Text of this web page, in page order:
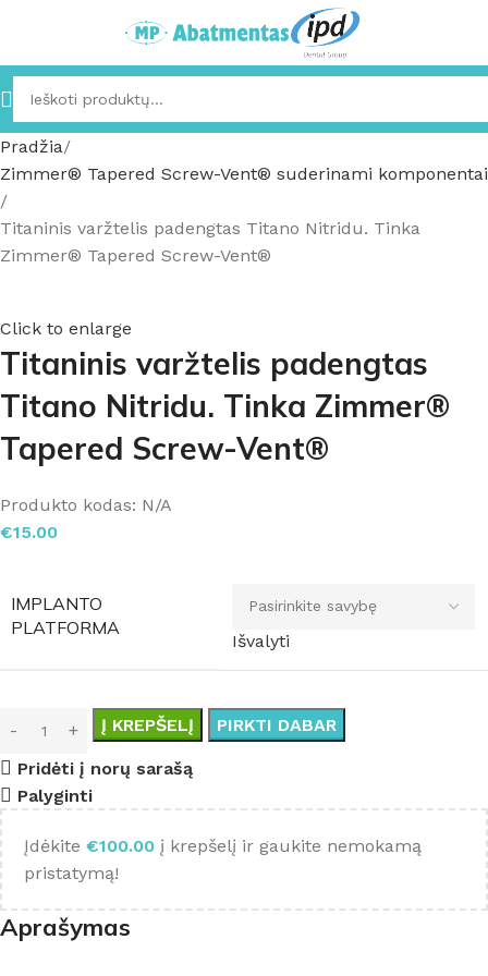
Pradžia
Zimmer® Tapered Screw-Vent® suderinami komponentai
Titaninis varžtelis padengtas Titano Nitridu. Tinka
Zimmer® Tapered Screw-Vent®
Click to enlarge
Titaninis varžtelis padengtas
Titano Nitridu. Tinka Zimmer®
Tapered Screw-Vent®
Produkto kodas: N/A
€15.00
IMPLANTO
PLATFORMA
Išvalyti
Į KREPŠELĮ PIRKTI DABAR
Pridėti į norų sarašą
Palyginti
Įdėkite €100.00 į krepšelį ir gaukite nemokamą
pristatymą!
Aprašymas